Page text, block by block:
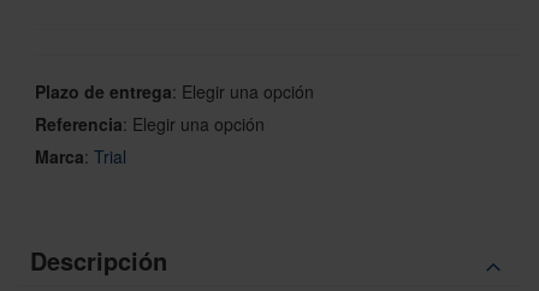
Plazo de entrega: Elegir una opción
Referencia: Elegir una opción
Marca: Trial
Descripción